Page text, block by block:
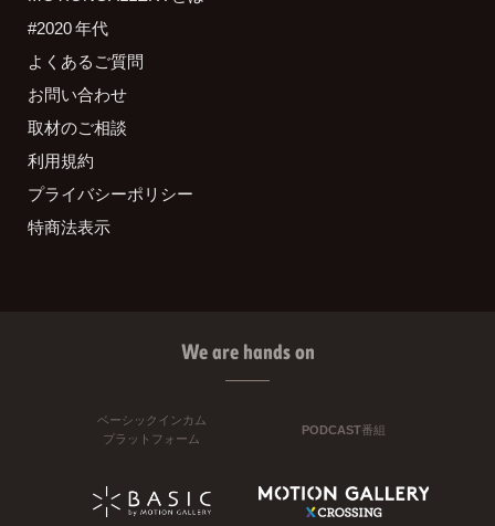
#2020 年代
よくあるご質問
お問い合わせ
取材のご相談
利用規約
プライバシーポリシー
特商法表示
We are hands on
ベーシックインカム
プラットフォーム
PODCAST番組